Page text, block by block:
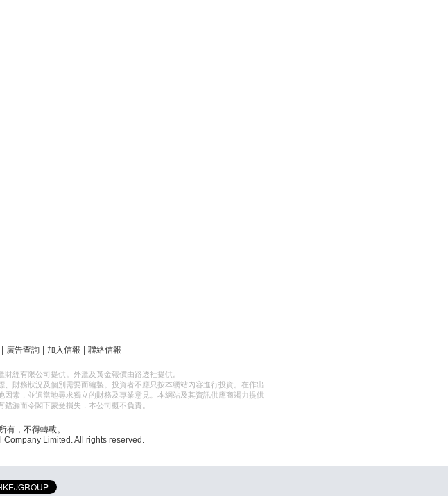
廣告查詢 加入信報 聯絡信報
經有限公司提供。外滙及黃金報價由路透社提供。
財務狀況及個別需要而編製。投資者不應只按本網站內容進行投資。在作出
素，並適當地尋求獨立的財務及專業意見。本網站及其資訊供應商竭力提供
漏而令閣下蒙受損失，本公司概不負責。
有，不得轉載。
Limited. All rights reserved.